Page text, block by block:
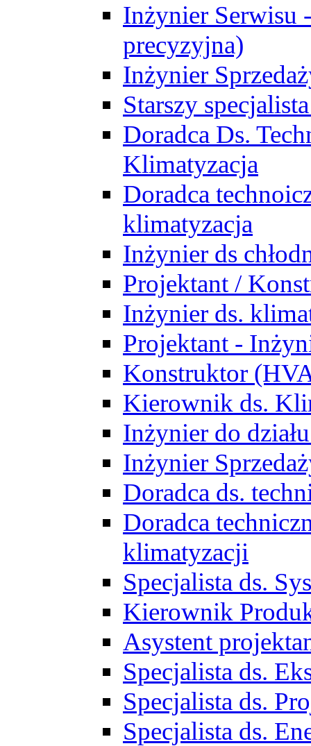
Inżynier Serwisu
precyzyjna)
Inżynier
Starszy
Doradca Ds.
Klimatyzacja
Doradca
klimatyzacja
Inżynier ds
Projektant /
Inżynier ds.
Projektant -
Konstruktor
Kierownik ds.
Inżynier do
Inżynier
Doradca ds.
Doradca
klimatyzacji
Specjalista ds.
Kierownik
Asystent
Specjalista ds.
Specjalista ds.
Specjalista ds.